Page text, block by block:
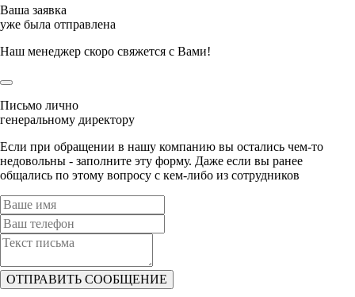
Ваша заявка
уже была отправлена
Наш менеджер скоро свяжется с Вами!
Письмо лично
генеральному директору
Если при обращении в нашу компанию вы остались чем-то
недовольны - заполните эту форму. Даже если вы ранее
общались по этому вопросу с кем-либо из сотрудников
ОТПРАВИТЬ СООБЩЕНИЕ